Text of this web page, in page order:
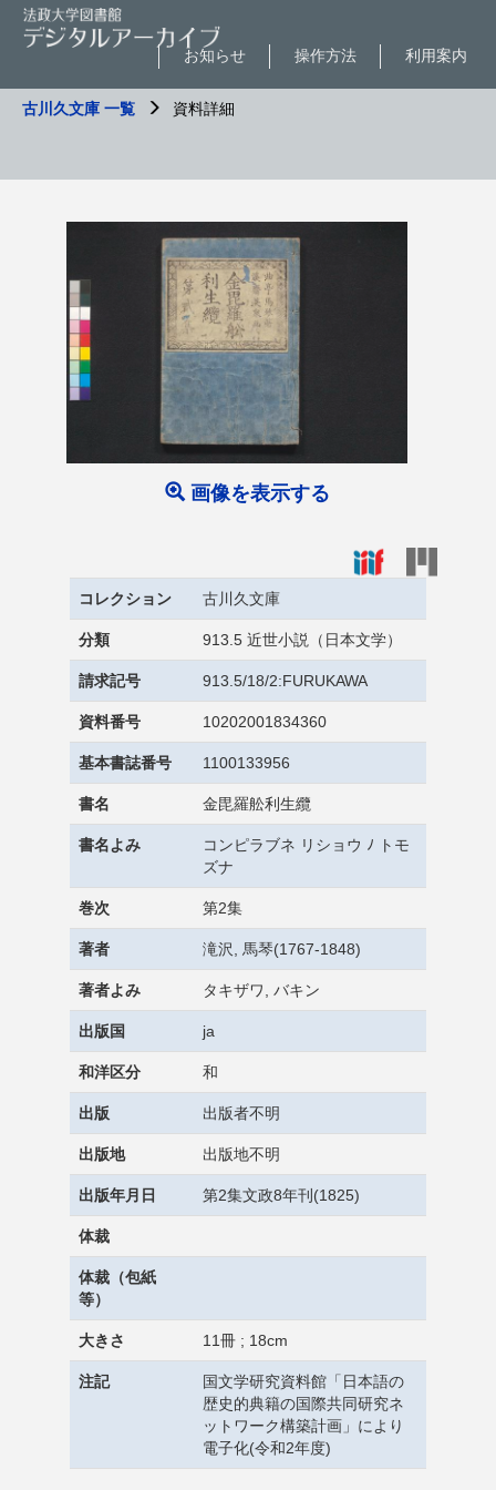
利用案内
操作方法
お知らせ
古川久文庫 一覧 資料詳細
画像を表示する
コレクション 古川久文庫
分類 913.5 近世小説（日本文学）
請求記号 913.5/18/2:FURUKAWA
資料番号 10202001834360
基本書誌番号 1100133956
書名 金毘羅舩利生纜
書名よみ
コンピラブネ リショウ ﾉ トモ
ズナ
巻次 第2集
著者 滝沢, 馬琴(1767-1848)
著者よみ タキザワ, バキン
出版国 ja
和洋区分 和
出版 出版者不明
出版地 出版地不明
出版年月日 第2集文政8年刊(1825)
体裁
体裁（包紙
等）
大きさ 11冊 ; 18cm
注記
国文学研究資料館「日本語の
歴史的典籍の国際共同研究ネ
ットワーク構築計画」により
電子化(令和2年度)